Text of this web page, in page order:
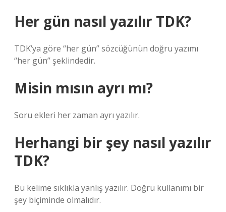
Her gün nasıl yazılır TDK?
TDK’ya göre “her gün” sözcüğünün doğru yazımı
“her gün” şeklindedir.
Misin mısın ayrı mı?
Soru ekleri her zaman ayrı yazılır.
Herhangi bir şey nasıl yazılır
TDK?
Bu kelime sıklıkla yanlış yazılır. Doğru kullanımı bir
şey biçiminde olmalıdır.